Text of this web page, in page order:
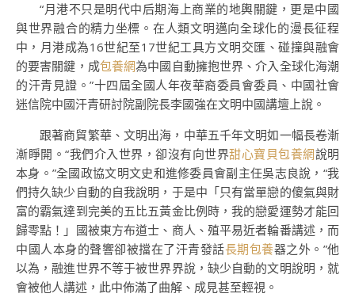
“月港不只是明代中后期海上商業的地輿關鍵，更是中國
與世界融合的精力坐標。在人類文明邁向全球化的漫長征程
中，月港成為16世紀至17世紀工具方文明交匯、碰撞與融會
的要害關鍵，成包養網為中國自動擁抱世界、介入全球化海潮
的汗青見證。”十四屆全國人年夜華裔委員會委員、中國社會
迷信院中國汗青研討院副院長李國強在文明中國講壇上說。
跟著商貿繁華、文明出海，中華五千年文明如一幅長卷漸
漸睜開。“我們介入世界，卻沒有向世界甜心寶貝包養網說明
本身。”全國政協文明文史和進修委員會副主任吳志良說，“我
們持久缺少自動的自我說明，于是中「只有當單戀的傻氣與財
富的霸氣達到完美的五比五黃金比例時，我的戀愛運勢才能回
歸零點！」國被東方布道士、商人、殖平易近者輪番講述，而
中國人本身的聲響卻被擋在了汗青發話長期包養器之外。”他
以為，融進世界不等于被世界界說，缺少自動的文明說明，就
會被他人講述，此中佈滿了曲解、成見甚至輕視。